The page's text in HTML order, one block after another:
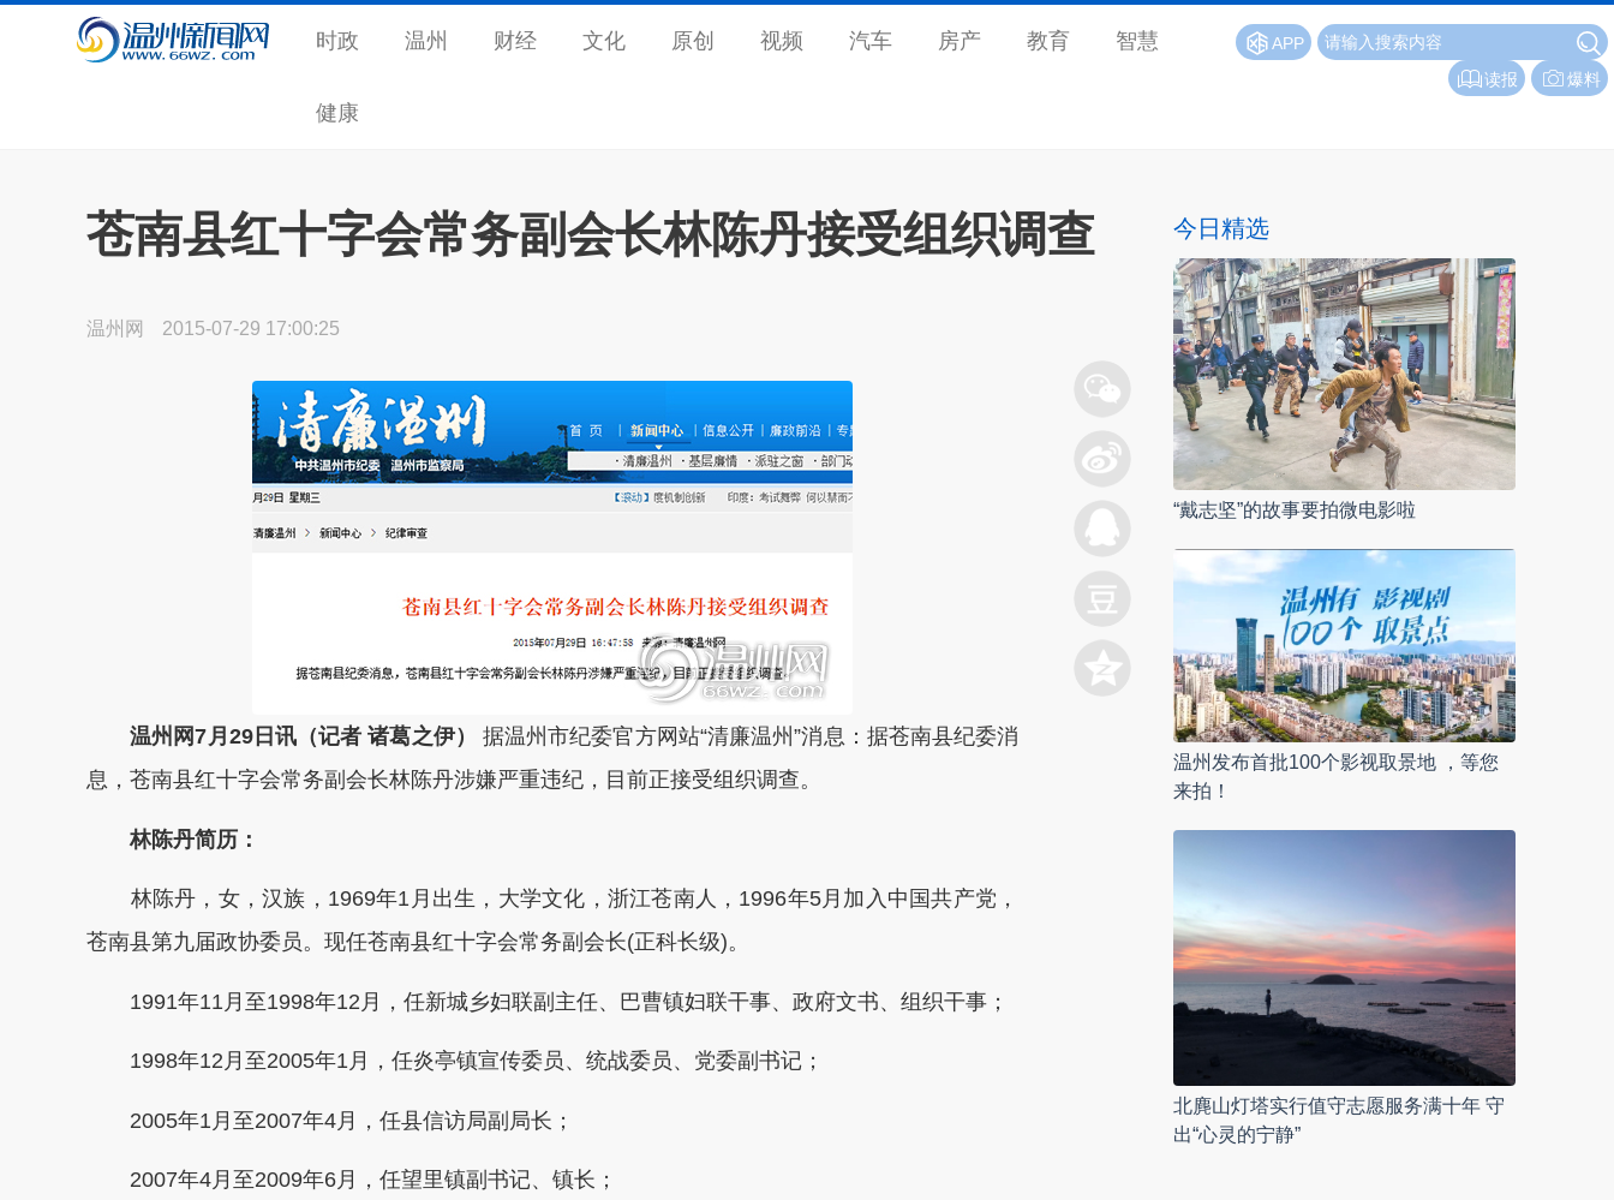
时政 温州 财经 文化 原创 视频 汽车 房产 教育 智慧
健康
APP
爆料
读报
苍南县红十字会常务副会长林陈丹接受组织调查
温州网 2015-07-29 17:00:25
温州网7月29日讯（记者 诸葛之伊） 据温州市纪委官方网站“清廉温州”消息：据苍南县纪委消
息，苍南县红十字会常务副会长林陈丹涉嫌严重违纪，目前正接受组织调查。
林陈丹简历：
林陈丹，女，汉族，1969年1月出生，大学文化，浙江苍南人，1996年5月加入中国共产党，
苍南县第九届政协委员。现任苍南县红十字会常务副会长(正科长级)。
1991年11月至1998年12月，任新城乡妇联副主任、巴曹镇妇联干事、政府文书、组织干事；
1998年12月至2005年1月，任炎亭镇宣传委员、统战委员、党委副书记；
2005年1月至2007年4月，任县信访局副局长；
2007年4月至2009年6月，任望里镇副书记、镇长；
今日精选
“戴志坚”的故事要拍微电影啦
温州发布首批100个影视取景地 ，等您
来拍！
北麂山灯塔实行值守志愿服务满十年 守
出“心灵的宁静”